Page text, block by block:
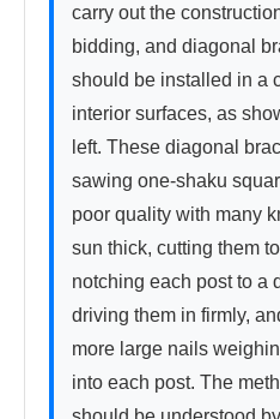
carry out the
bidding, and diagonal
should be installed in a
interior surfaces, as
left. These diagonal
sawing one-shaku
poor quality with many
sun thick, cutting them
notching each post to a
driving them in firmly,
more large nails
into each post. The